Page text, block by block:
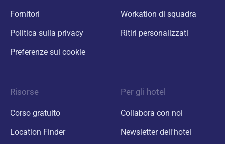
Fornitori
Politica sulla privacy
Preferenze sui cookie
Workation di squadra
Ritiri personalizzati
Risorse
Corso gratuito
Location Finder
Per gli hotel
Collabora con noi
Newsletter dell'hotel